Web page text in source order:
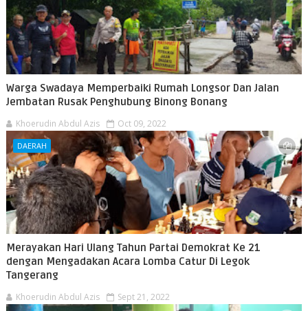
Warga Swadaya Memperbaiki Rumah Longsor Dan Jalan
Jembatan Rusak Penghubung Binong Bonang
Khoerudin Abdul Azis Oct 09, 2022
DAERAH
Merayakan Hari Ulang Tahun Partai Demokrat Ke 21
dengan Mengadakan Acara Lomba Catur Di Legok
Tangerang
Khoerudin Abdul Azis Sept 21, 2022